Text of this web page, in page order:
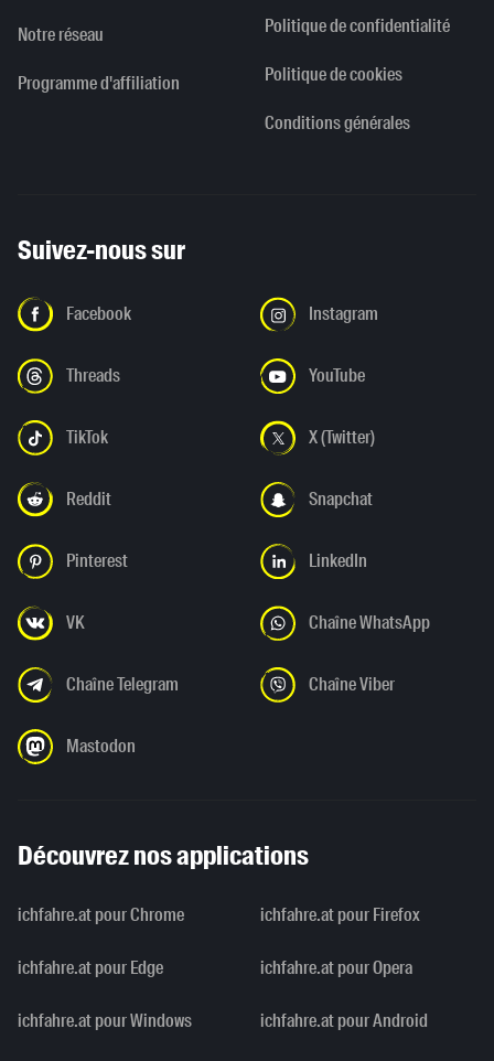
Notre réseau
Programme d'affiliation
Politique de confidentialité
Politique de cookies
Conditions générales
Suivez-nous sur
Facebook Instagram
Threads YouTube
TikTok X (Twitter)
Reddit Snapchat
Pinterest LinkedIn
VK Chaîne WhatsApp
Chaîne Telegram Chaîne Viber
Mastodon
Découvrez nos applications
ichfahre.at pour Chrome ichfahre.at pour Firefox
ichfahre.at pour Edge ichfahre.at pour Opera
ichfahre.at pour Windows ichfahre.at pour Android